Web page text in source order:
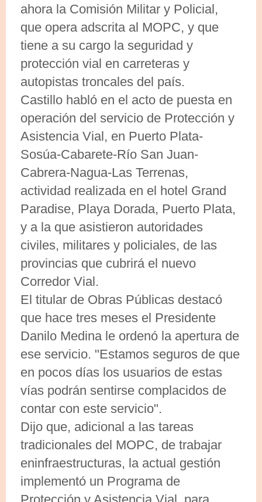
ahora la Comisión Militar y Policial,
que opera adscrita al MOPC, y que
tiene a su cargo la seguridad y
protección vial en carreteras y
autopistas troncales del país.
Castillo habló en el acto de puesta en
operación del servicio de Protección y
Asistencia Vial, en Puerto Plata-
Sosúa-Cabarete-Río San Juan-
Cabrera-Nagua-Las Terrenas,
actividad realizada en el hotel Grand
Paradise, Playa Dorada, Puerto Plata,
y a la que asistieron autoridades
civiles, militares y policiales, de las
provincias que cubrirá el nuevo
Corredor Vial.
El titular de Obras Públicas destacó
que hace tres meses el Presidente
Danilo Medina le ordenó la apertura de
ese servicio. "Estamos seguros de que
en pocos días los usuarios de estas
vías podrán sentirse complacidos de
contar con este servicio".
Dijo que, adicional a las tareas
tradicionales del MOPC, de trabajar
eninfraestructuras, la actual gestión
implementó un Programa de